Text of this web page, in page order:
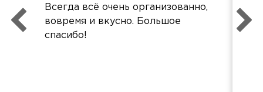
Всегда всё очень организованно,
вовремя и вкусно. Большое
спасибо!